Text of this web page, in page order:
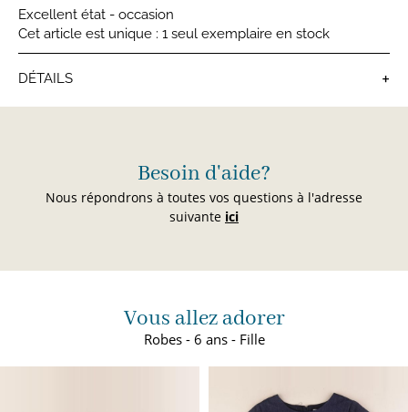
Excellent état - occasion
Cet article est unique : 1 seul exemplaire en stock
DÉTAILS +
Robes fille
Chaque jour, des nouveautés
sélectionnées avec soin par notre équipe
Vous allez adorer
Robes - 6 ans - Fille